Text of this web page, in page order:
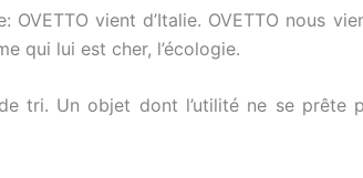
vient d’Italie. OVETTO nous
qui lui est cher, l’écologie.
tri. Un objet dont l’utilité ne se prête